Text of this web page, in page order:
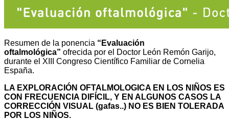
Resumen de la ponencia “Evaluación
oftalmológica” ofrecida por el Doctor León Remón Garijo,
durante el XIII Congreso Científico Familiar de Cornelia
España.
LA EXPLORACIÓN OFTALMOLOGICA EN LOS NIÑOS ES
CON FRECUENCIA DIFÍCIL, Y EN ALGUNOS CASOS LA
CORRECCIÓN VISUAL (gafas..) NO ES BIEN TOLERADA
POR LOS NIÑOS.